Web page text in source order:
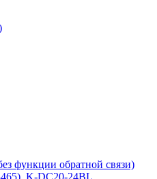
функции обратной связи)
K-DC20-24BL